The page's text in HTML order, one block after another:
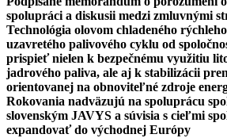
spolupráci a diskusii medzi zmluvnými
Technológia olovom chladeného
uzavretého palivového cyklu od
prispieť nielen k bezpečnému využitiu
jadrového paliva, ale aj k stabilizácii
orientovanej na obnoviteľné zdroje
Rokovania nadväzujú na spoluprácu
slovenským JAVYS a súvisia s cieľmi
expandovať do východnej Európy